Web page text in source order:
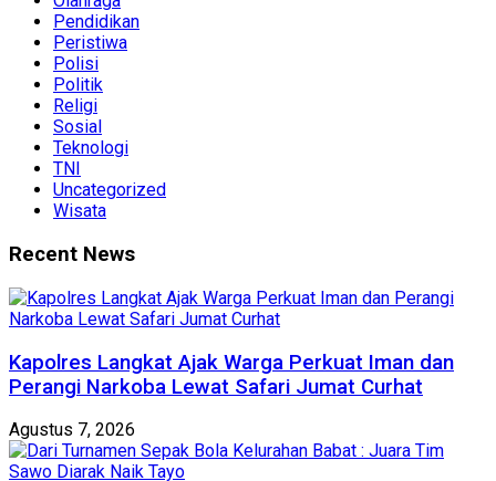
Pendidikan
Peristiwa
Polisi
Politik
Religi
Sosial
Teknologi
TNI
Uncategorized
Wisata
Recent News
Kapolres Langkat Ajak Warga Perkuat Iman dan
Perangi Narkoba Lewat Safari Jumat Curhat
Agustus 7, 2026